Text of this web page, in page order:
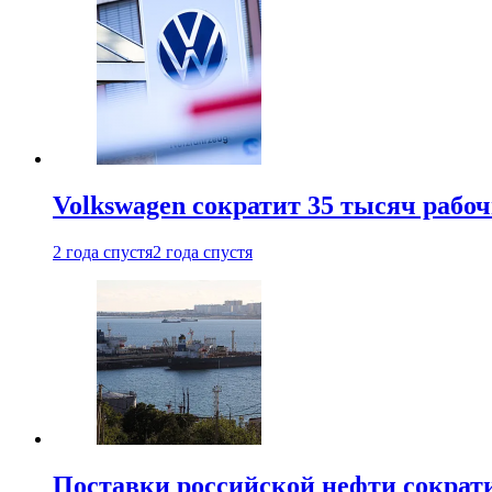
Volkswagen сократит 35 тысяч
2 года спустя2 года спустя
Поставки российской нефти